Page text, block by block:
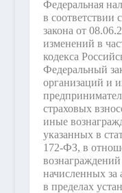
Федеральная
в соответствии
закона от
изменений в
кодекса
Федеральный
организаций и
страховых
иные
указанных в
172-ФЗ, в
начисленных за
в пределах